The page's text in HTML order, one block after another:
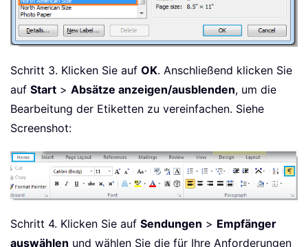
Schritt 3. Klicken Sie auf OK. Anschließend klicken Sie
auf Start > Absätze anzeigen/ausblenden, um die
Bearbeitung der Etiketten zu vereinfachen. Siehe
Screenshot:
Schritt 4. Klicken Sie auf Sendungen > Empfänger
auswählen und wählen Sie die für Ihre Anforderungen